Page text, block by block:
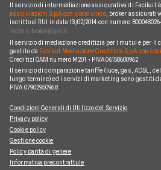
Mappa del sito
Operatori Internet Casa
Il servizio di intermediazione assicurativa di Facile.it
assicurazioni S.p.A. con socio unico, broker
iscritto al RUI in data 13/02/2014 con numero B000480264
Il servizio di mediazione creditizia per i mutui e per il
gestito da Facile.it Mediazione Creditizia S.p.A. con
Creditizi OAM numero M201 • P.IVA 06158600962
Il servizio di comparazione tariffe (luce, gas, ADSL,
lungo termine) ed i servizi di marketing sono gestiti
P.IVA 07902950968
Condizioni Generali di Utilizzo del Servizio
Privacy policy
Cookie policy
Gestione cookie
Policy parità di genere
Informativa precontrattule